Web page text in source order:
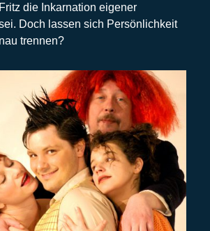
die Inkarnation eigener
Doch lassen sich Persönlichkeit
trennen?